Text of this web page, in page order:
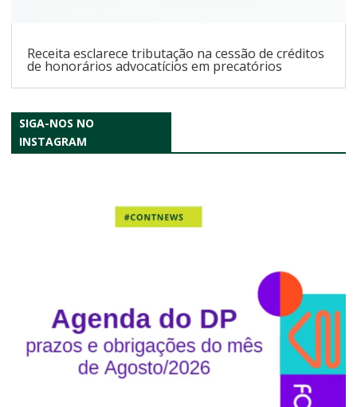
Receita esclarece tributação na cessão de créditos
de honorários advocatícios em precatórios
SIGA-NOS NO
INSTAGRAM